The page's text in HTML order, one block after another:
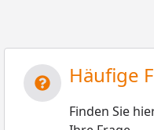
Häufige
Finden Sie